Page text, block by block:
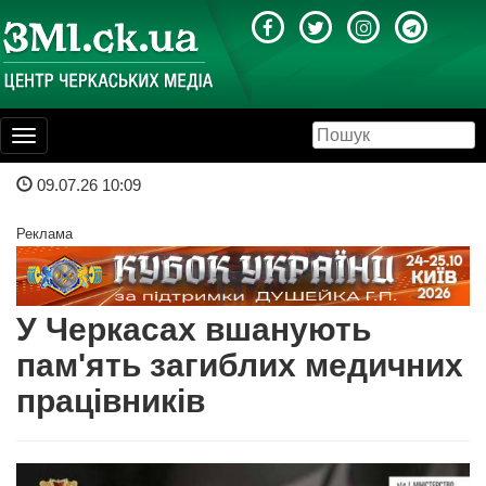
Toggle
navigation
09.07.26 10:09
Реклама
У Черкасах вшанують
пам'ять загиблих медичних
працівників